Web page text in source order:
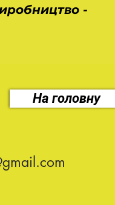
-
На головну